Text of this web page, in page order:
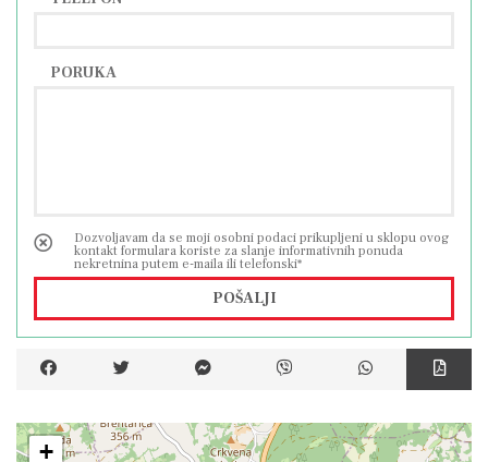
PORUKA
Dozvoljavam da se moji osobni podaci prikupljeni u sklopu ovog
kontakt formulara koriste za slanje informativnih ponuda
nekretnina putem e-maila ili telefonski*
POŠALJI
+